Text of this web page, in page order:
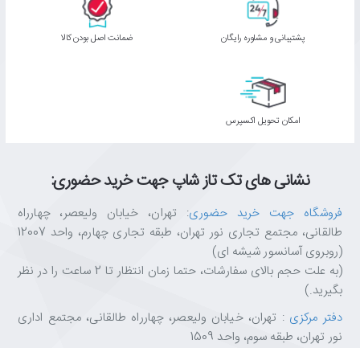
پشتیبانی و مشاوره رایگان ﺿﻤﺎﻧﺖ اﺻﻞ ﺑﻮدن ﮐﺎﻟﺎ
اﻣﮑﺎن ﺗﺤﻮﯾﻞ اﮐﺴﭙﺮس
نشانی های تک تاز شاپ جهت خرید حضوری:
فروشگاه جهت خرید حضوری: تهران، خیابان ولیعصر، چهارراه
طالقانی، مجتمع تجاری نور تهران، طبقه تجاری چهارم، واحد 12007
(روبروی آسانسور شیشه ای)
(به علت حجم بالای سفارشات، حتما زمان انتظار تا 2 ساعت را در نظر
بگیرید.)
دفتر مرکزی : تهران، خیابان ولیعصر، چهارراه طالقانی، مجتمع اداری
نور تهران، طبقه سوم، واحد 1509